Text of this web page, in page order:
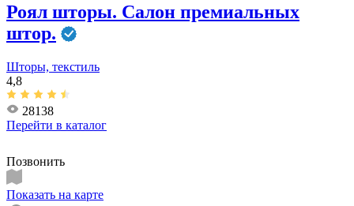
Роял шторы. Салон премиальных
штор.
Шторы, текстиль
4,8
28138
Перейти в каталог
Позвонить
Показать на карте